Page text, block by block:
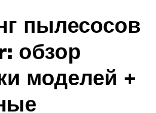
пылесосов
обзор
моделей +